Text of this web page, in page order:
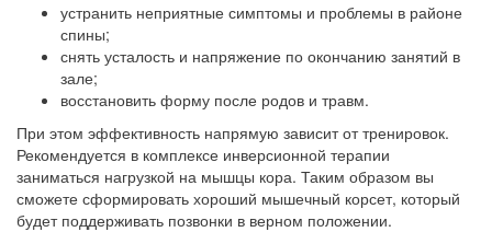
устранить неприятные симптомы и проблемы в районе
спины;
снять усталость и напряжение по окончанию занятий в
зале;
восстановить форму после родов и травм.
При этом эффективность напрямую зависит от тренировок.
Рекомендуется в комплексе инверсионной терапии
заниматься нагрузкой на мышцы кора. Таким образом вы
сможете сформировать хороший мышечный корсет, который
будет поддерживать позвонки в верном положении.